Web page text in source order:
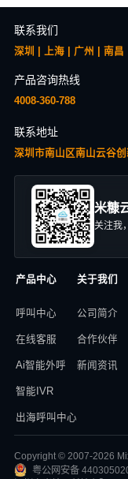
联系我们
深圳 | 上海 | 广州 | 南昌
产品咨询热线
4008-360-788
联系地址
深圳市南山区南山云谷
米糠
关注我
产品中心
呼叫中心
在线客服
Ai智能外呼
智能IVR
出海呼叫中心
关于我们
公司简介
合作伙伴
新闻资讯
Copyright © 2007-2026
粤公网安备